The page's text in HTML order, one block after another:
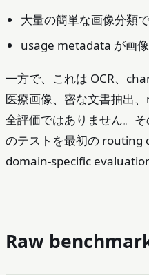
大量の簡単な画像分類
usage metadata が画
一方で、これは OCR、
医療画像、密な文書抽出
全評価ではありません。
のテストを最初の routing
domain-specific
Raw